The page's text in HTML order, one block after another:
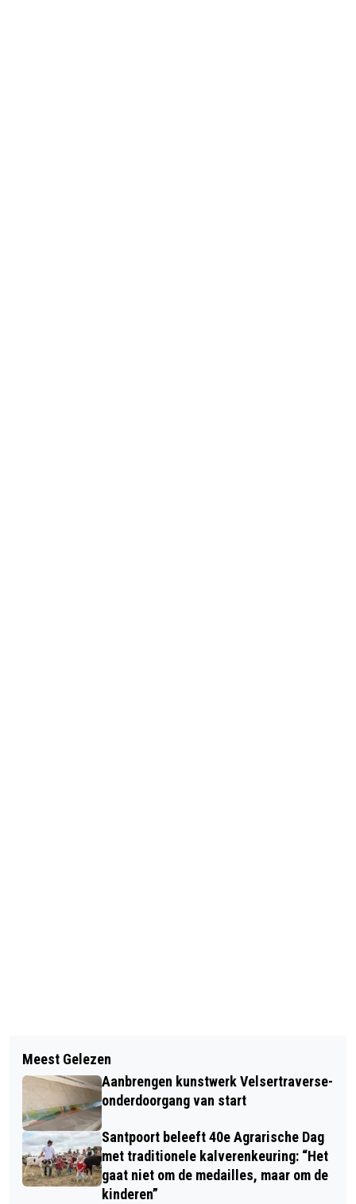
VERMISTE EN GEVONDEN DIEREN
WAARSCHUWING: ON-LINE
OPLICHTERS VOLOP ACTIEF
Meest Gelezen
Aanbrengen kunstwerk Velsertraverse-
onderdoorgang van start
Santpoort beleeft 40e Agrarische Dag
met traditionele kalverenkeuring: “Het
gaat niet om de medailles, maar om de
kinderen”